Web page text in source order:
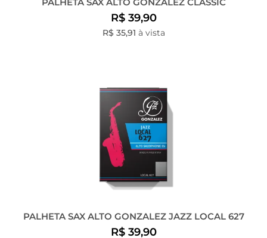
R$ 39,90
R$ 35,91 à vista
PALHETA SAX ALTO GONZALEZ JAZZ LOCAL 627
R$ 39,90